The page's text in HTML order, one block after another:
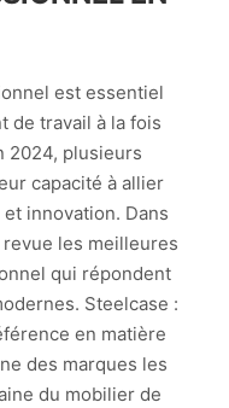
est essentiel
de travail à la fois
2024, plusieurs
capacité à allier
innovation. Dans
les meilleures
qui répondent
Steelcase :
en matière
des marques les
du mobilier de